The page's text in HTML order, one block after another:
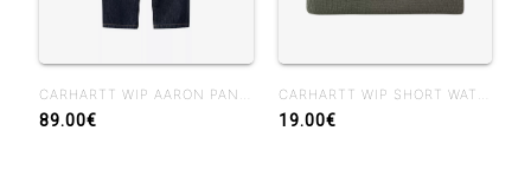
89.00€ 19.00€